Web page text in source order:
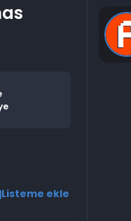
Listeme ekle